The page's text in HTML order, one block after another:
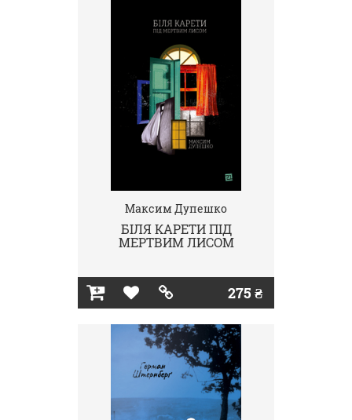
Максим Дупешко
БІЛЯ КАРЕТИ ПІД
МЕРТВИМ ЛИСОМ
275 ₴